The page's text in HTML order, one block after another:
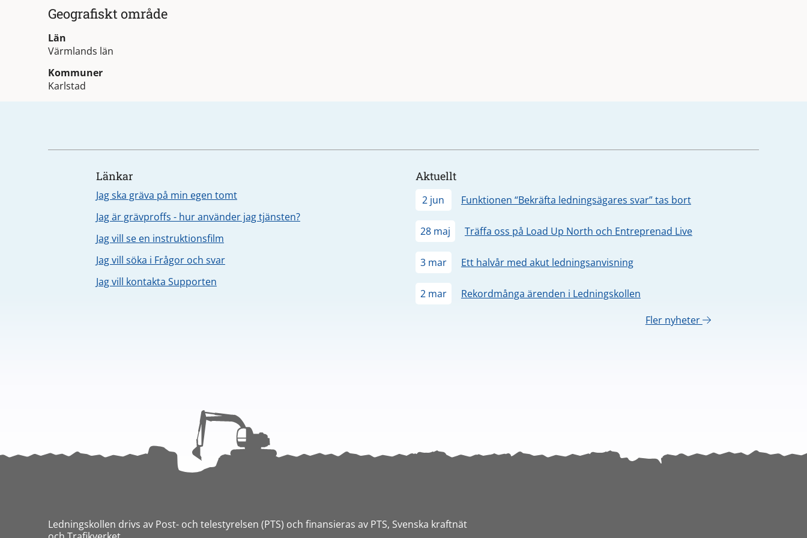
Geografiskt område
Län
Värmlands län
Kommuner
Karlstad
Länkar
Jag ska gräva på min egen tomt
Jag är grävproffs - hur använder jag tjänsten?
Jag vill se en instruktionsfilm
Jag vill söka i Frågor och svar
Jag vill kontakta Supporten
Aktuellt
2 jun Funktionen “Bekräfta ledningsägares svar” tas bort
28 maj Träffa oss på Load Up North och Entreprenad Live
3 mar Ett halvår med akut ledningsanvisning
2 mar
Rekordmånga ärenden i Ledningskollen
Fler nyheter
Ledningskollen drivs av Post- och telestyrelsen (PTS) och finansieras av PTS, Svenska kraftnät